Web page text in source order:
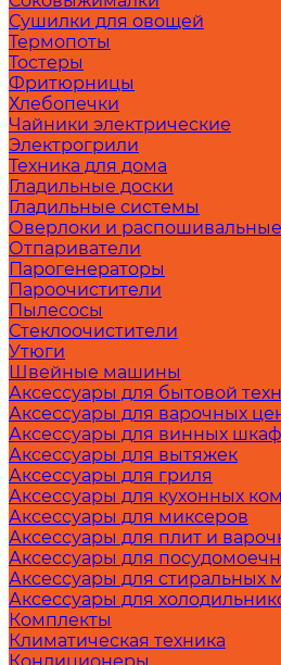
Сушилки для овощей
Термопоты
Тостеры
Фритюрницы
Хлебопечки
Чайники электрические
Электрогрили
Техника для дома
Гладильные доски
Гладильные системы
Оверлоки и
Отпариватели
Парогенераторы
Пароочистители
Пылесосы
Стеклоочистители
Утюги
Швейные машины
Аксессуары для бытовой
Аксессуары для варочных
Аксессуары для винных
Аксессуары для вытяжек
Аксессуары для гриля
Аксессуары для кухонных
Аксессуары для миксеров
Аксессуары для плит и
Аксессуары для
Аксессуары для стиральных
Аксессуары для
Комплекты
Климатическая техника